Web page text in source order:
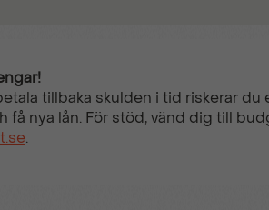
tillbaka skulden i tid riskerar
få nya lån. För stöd, vänd dig till
.